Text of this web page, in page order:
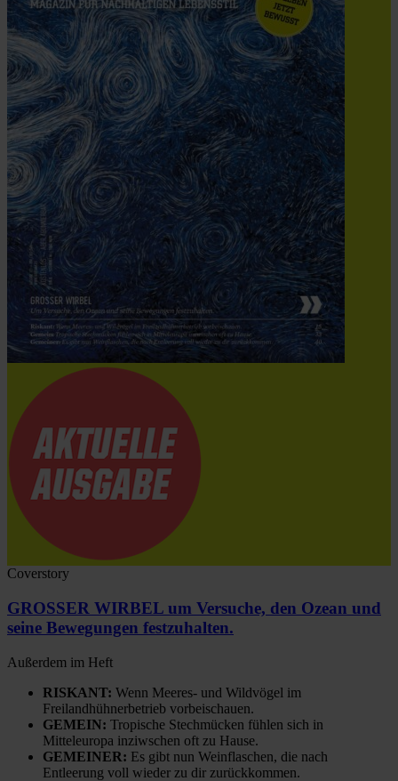
Coverstory
GROSSER WIRBEL um Versuche, den Ozean und
seine Bewegungen festzuhalten.
Außerdem im Heft
RISKANT: Wenn Meeres- und Wildvögel im
Freilandhühnerbetrieb vorbeischauen.
GEMEIN: Tropische Stechmücken fühlen sich in
Mitteleuropa inziwschen oft zu Hause.
GEMEINER: Es gibt nun Weinflaschen, die nach
Entleerung voll wieder zu dir zurückkommen.